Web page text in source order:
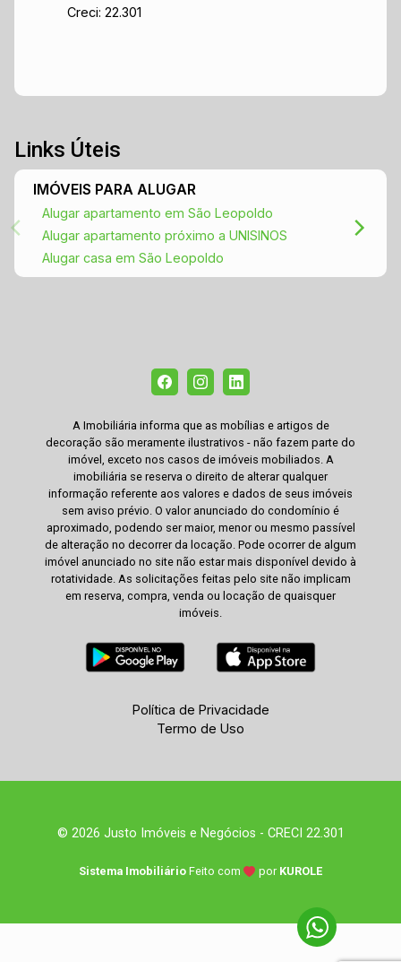
Creci: 22.301
Links Úteis
IMÓVEIS PARA ALUGAR
Alugar apartamento em São Leopoldo
Alugar apartamento próximo a UNISINOS
Alugar casa em São Leopoldo
A Imobiliária informa que as mobílias e artigos de
decoração são meramente ilustrativos - não fazem parte do
imóvel, exceto nos casos de imóveis mobiliados. A
imobiliária se reserva o direito de alterar qualquer
informação referente aos valores e dados de seus imóveis
sem aviso prévio. O valor anunciado do condomínio é
aproximado, podendo ser maior, menor ou mesmo passível
de alteração no decorrer da locação. Pode ocorrer de algum
imóvel anunciado no site não estar mais disponível devido à
rotatividade. As solicitações feitas pelo site não implicam
em reserva, compra, venda ou locação de quaisquer
imóveis.
Política de Privacidade
Termo de Uso
© 2026 Justo Imóveis e Negócios - CRECI 22.301
Sistema Imobiliário Feito com por KUROLE